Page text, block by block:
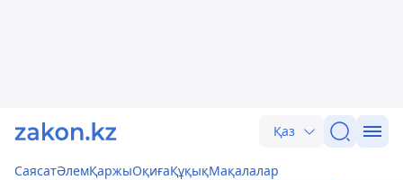
Қаз
СаясатӘлемҚаржыОқиғаҚұқықМақалалар